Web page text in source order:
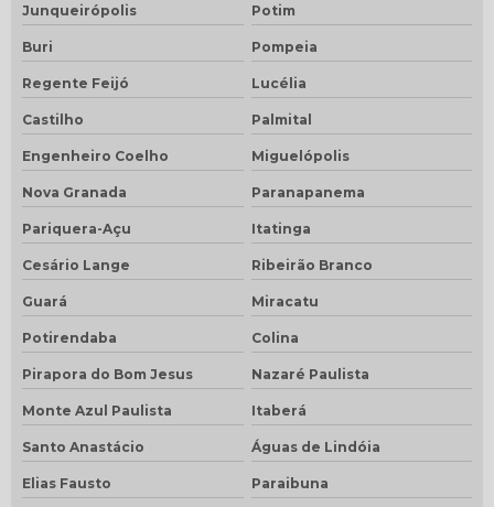
Junqueirópolis Potim
Buri Pompeia
Regente Feijó Lucélia
Castilho Palmital
Engenheiro Coelho Miguelópolis
Nova Granada Paranapanema
Pariquera-Açu Itatinga
Cesário Lange Ribeirão Branco
Guará Miracatu
Potirendaba Colina
Pirapora do Bom Jesus Nazaré Paulista
Monte Azul Paulista Itaberá
Santo Anastácio Águas de Lindóia
Elias Fausto Paraibuna